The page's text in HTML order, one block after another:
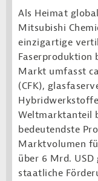
Als Heimat
Mitsubishi
einzigartige
Faserproduktion
Markt umfasst
(CFK),
Weltmarktanteil
bedeutendste
Marktvolumen
über 6 Mrd.
staatliche